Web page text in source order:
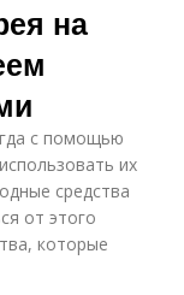
на
с помощью
их
средства
от этого
которые